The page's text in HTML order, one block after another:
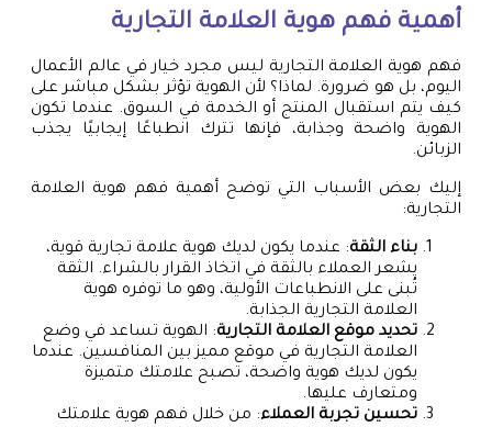
أهمية فهم هوية العلامة التجارية
فهم هوية العلامة التجارية ليس مجرد خيار في عالم الأعمال
اليوم، بل هو ضرورة. لماذا؟ لأن الهوية تؤثر بشكل مباشر على
كيف يتم استقبال المنتج أو الخدمة في السوق. عندما تكون
الهوية واضحة وجذابة، فإنها تترك انطباعًا إيجابيًا يجذب
الزبائن.
إليك بعض الأسباب التي توضح أهمية فهم هوية العلامة
التجارية:
بناء الثقة: عندما يكون لديك هوية علامة تجارية قوية،
يشعر العملاء بالثقة في اتخاذ القرار بالشراء. الثقة
تُبنى على الانطباعات الأولية، وهو ما توفره هوية
العلامة التجارية الجذابة.
تحديد موقع العلامة التجارية: الهوية تساعد في وضع
العلامة التجارية في موقع مميز بين المنافسين. عندما
يكون لديك هوية واضحة، تصبح علامتك متميزة
ومتعارف عليها.
تحسين تجربة العملاء: من خلال فهم هوية علامتك